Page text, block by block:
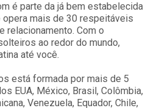
é parte da já bem estabelecida
opera mais de 30 respeitáveis
relacionamento. Com o
ao redor do mundo,
até você.
está formada por mais de 5
EUA, México, Brasil, Colômbia,
Venezuela, Equador, Chile,